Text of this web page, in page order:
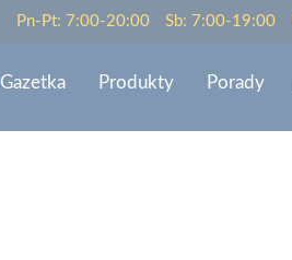
Pn-Pt: 7:00-20:00 Sb: 7:00-19:00
Gazetka Produkty Porady